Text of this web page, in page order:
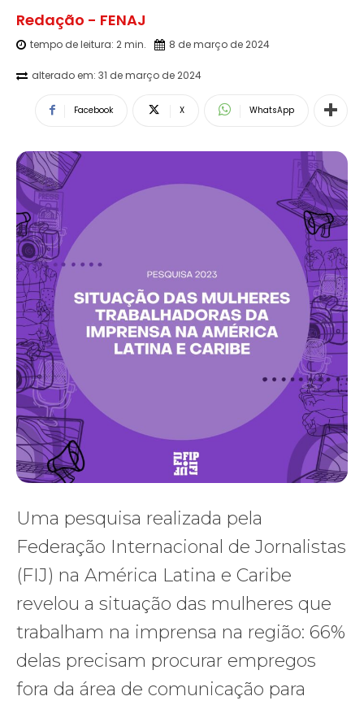
Redação - FENAJ
tempo de leitura: 2min. 8 de março de 2024
alterado em: 31 de março de 2024
Facebook X WhatsApp
Uma pesquisa realizada pela
Federação Internacional de Jornalistas
(FIJ) na América Latina e Caribe
revelou a situação das mulheres que
trabalham na imprensa na região: 66%
delas precisam procurar empregos
fora da área de comunicação para